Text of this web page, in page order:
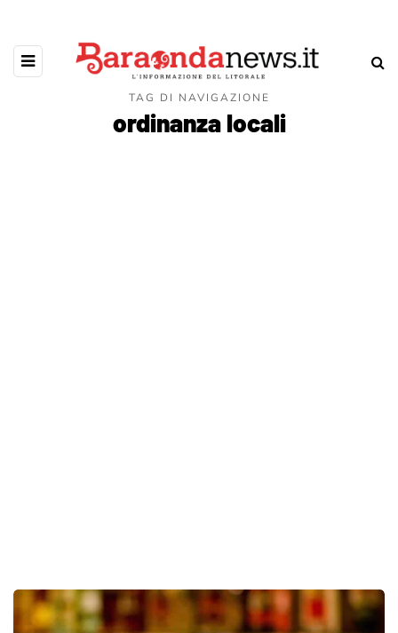
TAG DI NAVIGAZIONE
ordinanza locali